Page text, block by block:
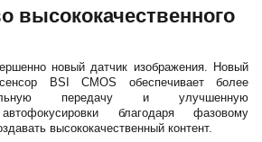
высококачественного
новый датчик изображения. Новый
сенсор BSI CMOS обеспечивает более
передачу и улучшенную
автофокусировки благодаря фазовому
высококачественный контент.